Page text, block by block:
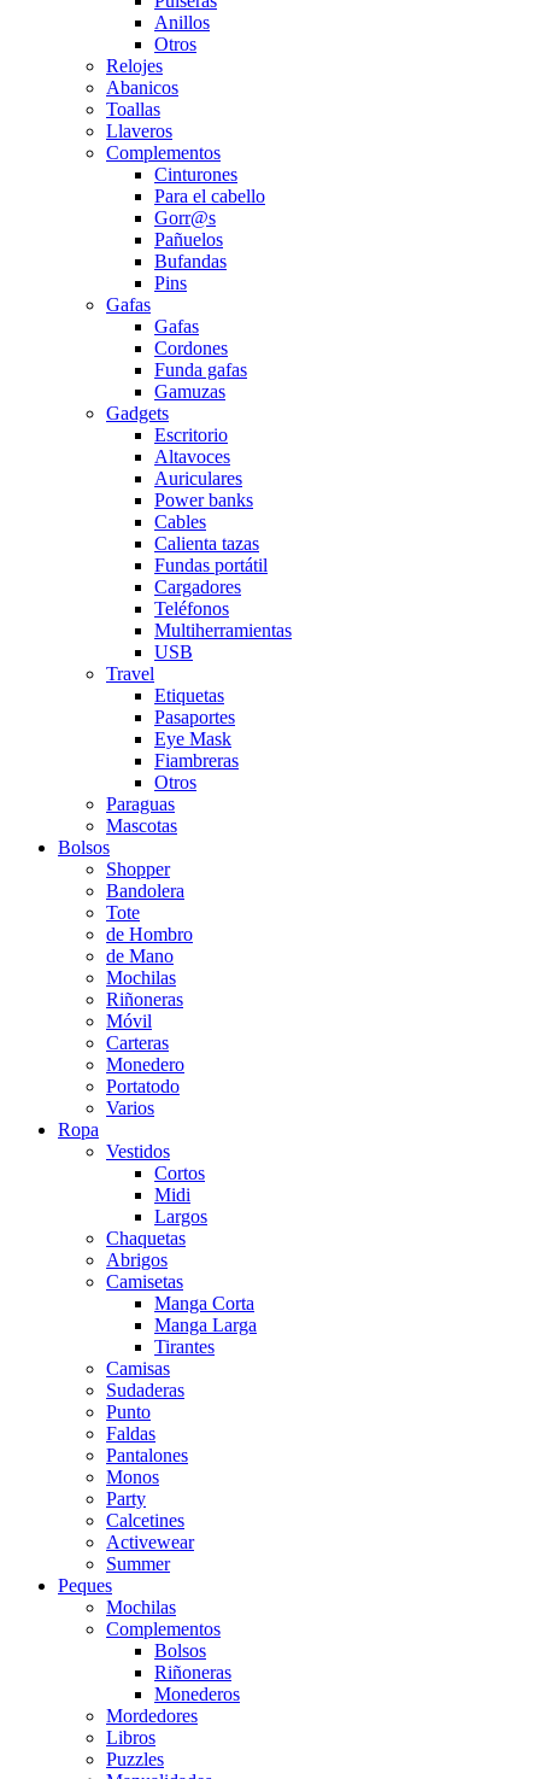
Anillos
Otros
Relojes
Abanicos
Toallas
Llaveros
Complementos
Cinturones
Para el cabello
Gorr@s
Pañuelos
Bufandas
Pins
Gafas
Gafas
Cordones
Funda gafas
Gamuzas
Gadgets
Escritorio
Altavoces
Auriculares
Power banks
Cables
Calienta tazas
Fundas portátil
Cargadores
Teléfonos
Multiherramientas
USB
Travel
Etiquetas
Pasaportes
Eye Mask
Fiambreras
Otros
Paraguas
Mascotas
Bolsos
Shopper
Bandolera
Tote
de Hombro
de Mano
Mochilas
Riñoneras
Móvil
Carteras
Monedero
Portatodo
Varios
Ropa
Vestidos
Cortos
Midi
Largos
Chaquetas
Abrigos
Camisetas
Manga Corta
Manga Larga
Tirantes
Camisas
Sudaderas
Punto
Faldas
Pantalones
Monos
Party
Calcetines
Activewear
Summer
Peques
Mochilas
Complementos
Bolsos
Riñoneras
Monederos
Mordedores
Libros
Puzzles